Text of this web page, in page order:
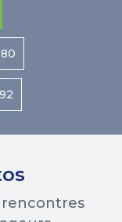
rencontres